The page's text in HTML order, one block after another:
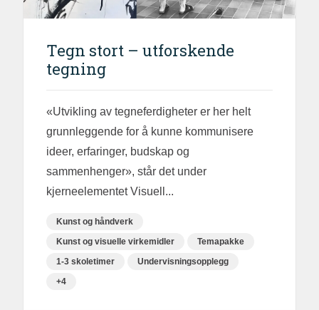
Tegn stort – utforskende
tegning
«Utvikling av tegneferdigheter er her helt
grunnleggende for å kunne kommunisere
ideer, erfaringer, budskap og
sammenhenger», står det under
kjerneelementet Visuell...
Kunst og håndverk
Kunst og visuelle virkemidler
Temapakke
1-3 skoletimer
Undervisningsopplegg
+4